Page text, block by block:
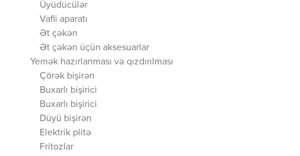
Üyüdücülər
Vafli aparatı
Ət çəkən
Ət çəkən üçün aksesuarlar
Yemək hazırlanması və qızdırılması
Çörək bişirən
Buxarlı bişirici
Buxarlı bişirici
Düyü bişirən
Elektrik plitə
Fritozlar